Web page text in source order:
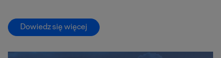
Dowiedz się więcej